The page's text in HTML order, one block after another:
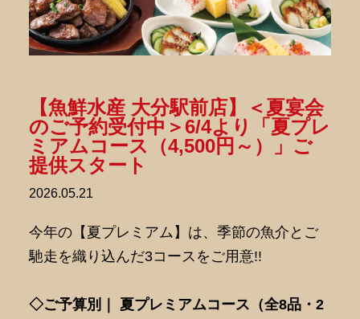
2026.05.21
【魚鮮水産 大分駅前店】＜夏宴会
のご予約受付中＞6/4より「夏プレ
ミアムコース（4,500円～）」ご
提供スタート
今年の【夏プレミアム】は、季節の魚介とご
馳走を織り込んだ3コースをご用意!!
◇ご予算別｜ 夏プレミアムコース（全8品・2